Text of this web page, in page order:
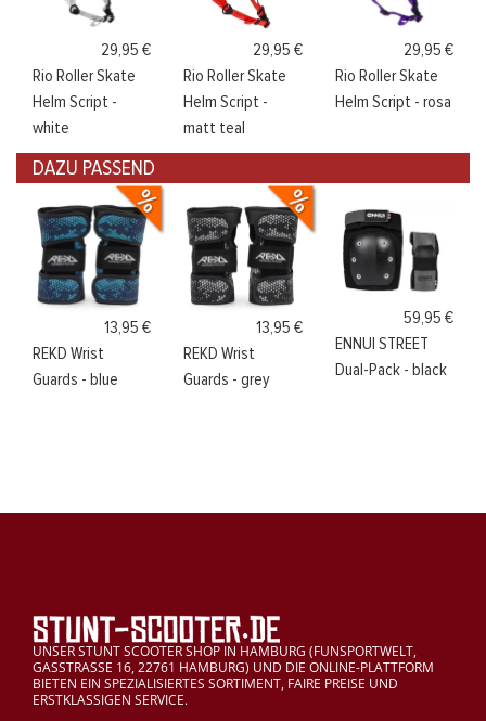
29,95 €
Rio Roller Skate
Helm Script -
white
29,95 €
Rio Roller Skate
Helm Script -
matt teal
29,95 €
Rio Roller Skate
Helm Script - rosa
DAZU PASSEND
13,95 €
REKD Wrist
Guards - blue
13,95 €
REKD Wrist
Guards - grey
59,95 €
ENNUI STREET
Dual-Pack - black
UNSER STUNT SCOOTER SHOP IN HAMBURG (FUNSPORTWELT,
GASSTRASSE 16, 22761 HAMBURG) UND DIE ONLINE-PLATTFORM
BIETEN EIN SPEZIALISIERTES SORTIMENT, FAIRE PREISE UND
ERSTKLASSIGEN SERVICE.